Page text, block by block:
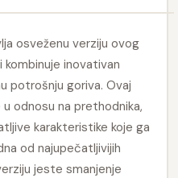
osveženu verziju ovog
inovativan
potrošnju goriva. Ovaj
odnosu na prethodnika,
karakteristike koje ga
od najupečatljivijih
jeste smanjenje